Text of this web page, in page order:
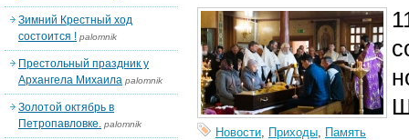
Новости, Приходы, Память
Зимний Крестный ход
состоится ! palomnik
Престольный праздник у
Архангела Михаила palomnik
Золотой октябрь в
Петропавловке. palomnik